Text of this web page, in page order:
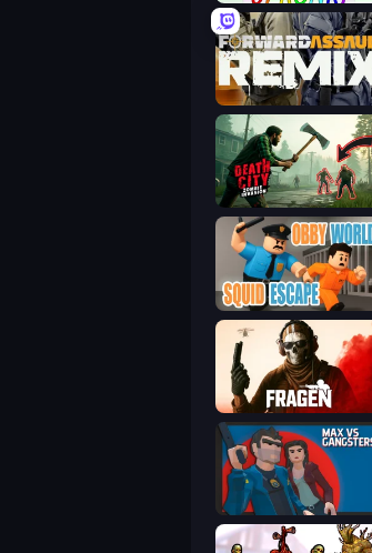
Forward Assault Remix
Death City Zombie Invasion
Fragen
Max vs Gangsters